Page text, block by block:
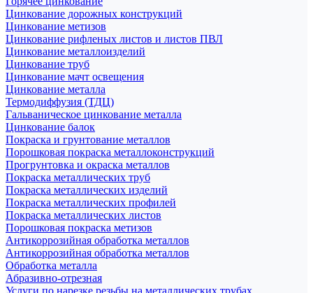
Цинкование дорожных конструкций
Цинкование метизов
Цинкование рифленых листов и листов ПВЛ
Цинкование металлоизделий
Цинкование труб
Цинкование мачт освещения
Цинкование металла
Термодиффузия (ТДЦ)
Гальваническое цинкование металла
Цинкование балок
Покраска и грунтование металлов
Порошковая покраска металлоконструкций
Прогрунтовка и окраска металлов
Покраска металлических труб
Покраска металлических изделий
Покраска металлических профилей
Покраска металлических листов
Порошковая покраска метизов
Антикоррозийная обработка металлов
Антикоррозийная обработка металлов
Обработка металла
Абразивно-отрезная
Услуги по нарезке резьбы на металлических трубах